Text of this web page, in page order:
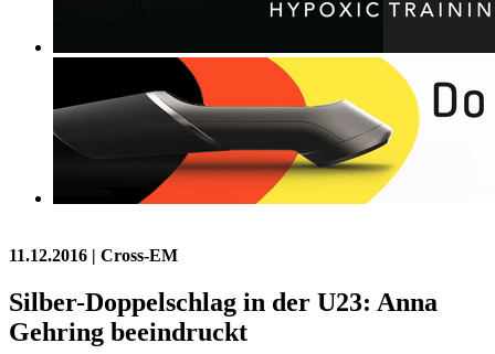
11.12.2016 | Cross-EM
Silber-Doppelschlag in der U23: Anna
Gehring beeindruckt